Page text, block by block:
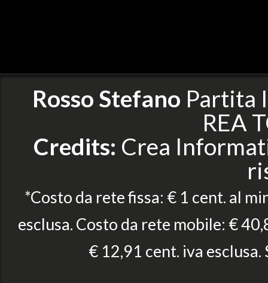
Rosso Stefano Partita
REA
Credits: Crea
*Costo da rete fissa: € 1 cent. al
esclusa. Costo da rete mobile: €
€ 12,91 cent. iva